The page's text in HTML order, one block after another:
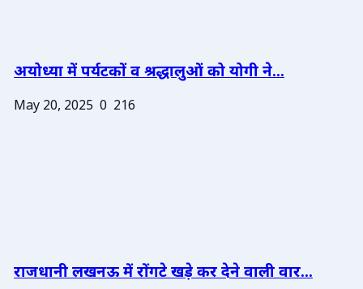
अयोध्या में पर्यटकों व श्रद्धालुओं को योगी ने...
May 20, 2025 0 216
राजधानी लखनऊ में रोंगटे खड़े कर देने वाली वार...